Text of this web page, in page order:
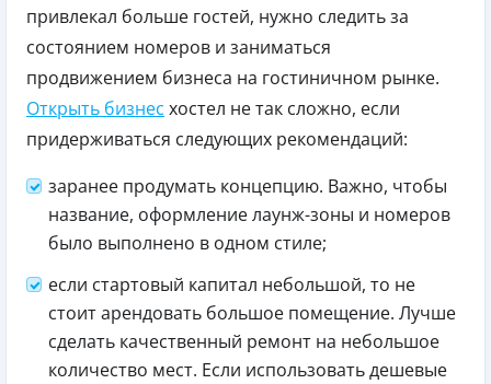
привлекал больше гостей, нужно следить за
состоянием номеров и заниматься
продвижением бизнеса на гостиничном рынке.
Открыть бизнес хостел не так сложно, если
придерживаться следующих рекомендаций:
заранее продумать концепцию. Важно, чтобы
название, оформление лаунж-зоны и номеров
было выполнено в одном стиле;
если стартовый капитал небольшой, то не
стоит арендовать большое помещение. Лучше
сделать качественный ремонт на небольшое
количество мест. Если использовать дешевые